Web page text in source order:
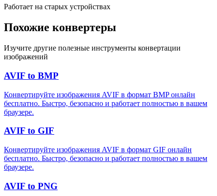
Работает на старых устройствах
Похожие конвертеры
Изучите другие полезные инструменты конвертации
изображений
AVIF to BMP
Конвертируйте изображения AVIF в формат BMP онлайн
бесплатно. Быстро, безопасно и работает полностью в вашем
браузере.
AVIF to GIF
Конвертируйте изображения AVIF в формат GIF онлайн
бесплатно. Быстро, безопасно и работает полностью в вашем
браузере.
AVIF to PNG